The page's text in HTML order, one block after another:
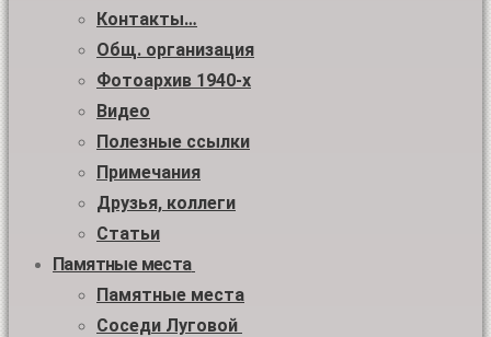
Контакты…
Общ. организация
Фотоархив 1940-х
Видео
Полезные ссылки
Примечания
Друзья, коллеги
Статьи
Памятные места
Памятные места
Соседи Луговой